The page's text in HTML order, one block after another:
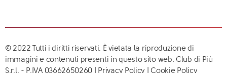
© 2022 Tutti i diritti riservati. È vietata la riproduzione di
immagini e contenuti presenti in questo sito web. Club di Più
S.r.l. - P.IVA 03662650260 | Privacy Policy |Cookie Policy